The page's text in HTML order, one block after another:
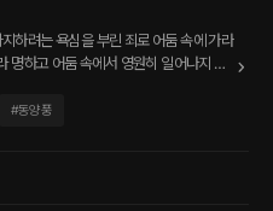
하려는 욕심을 부린 죄로 어둠 속에 가라
명하고 어둠 속에서 영원히 일어나지 못
하고 태초의 악마에게 영혼을 바쳤다. 천
의 감정을 느끼는데……. “자네 이
#동양풍